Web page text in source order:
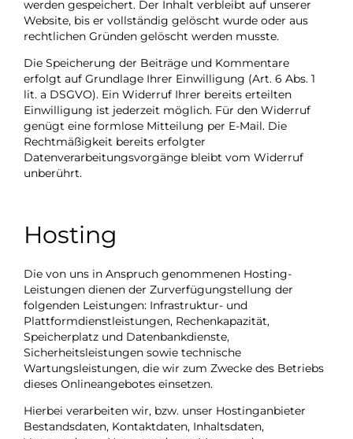
werden gespeichert. Der Inhalt verbleibt auf unserer
Website, bis er vollständig gelöscht wurde oder aus
rechtlichen Gründen gelöscht werden musste.
Die Speicherung der Beiträge und Kommentare
erfolgt auf Grundlage Ihrer Einwilligung (Art. 6 Abs. 1
lit. a DSGVO). Ein Widerruf Ihrer bereits erteilten
Einwilligung ist jederzeit möglich. Für den Widerruf
genügt eine formlose Mitteilung per E-Mail. Die
Rechtmäßigkeit bereits erfolgter
Datenverarbeitungsvorgänge bleibt vom Widerruf
unberührt.
Hosting
Die von uns in Anspruch genommenen Hosting-
Leistungen dienen der Zurverfügungstellung der
folgenden Leistungen: Infrastruktur- und
Plattformdienstleistungen, Rechenkapazität,
Speicherplatz und Datenbankdienste,
Sicherheitsleistungen sowie technische
Wartungsleistungen, die wir zum Zwecke des Betriebs
dieses Onlineangebotes einsetzen.
Hierbei verarbeiten wir, bzw. unser Hostinganbieter
Bestandsdaten, Kontaktdaten, Inhaltsdaten,